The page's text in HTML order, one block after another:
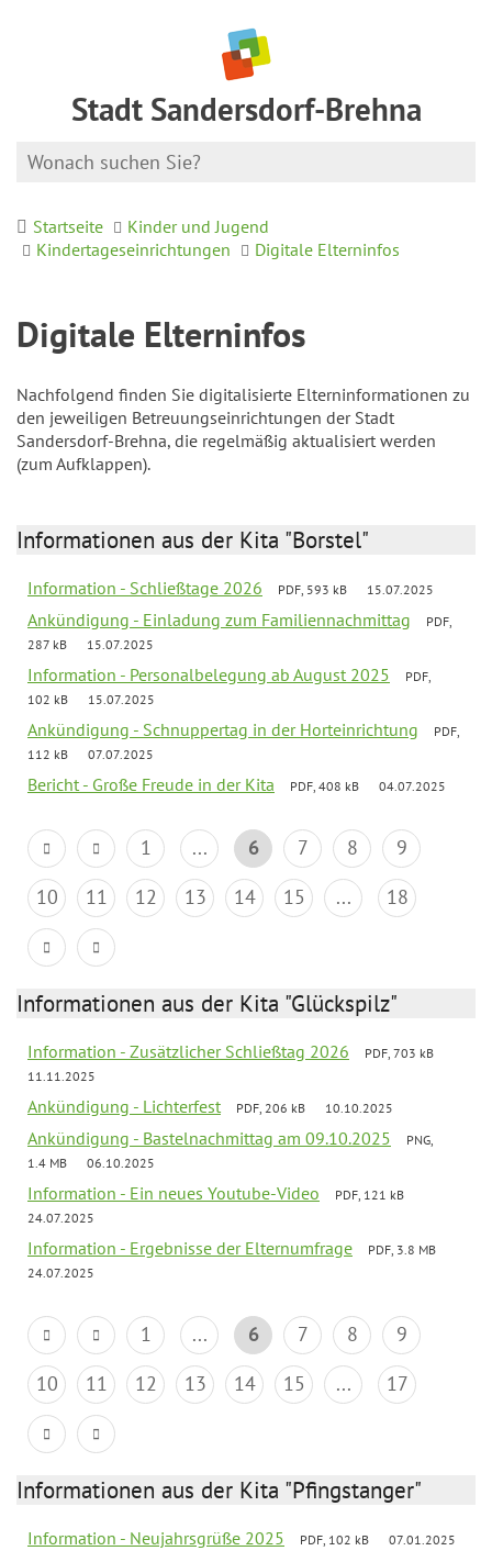
Stadt Sandersdorf-Brehna
Startseite
Kinder und Jugend
Kindertageseinrichtungen
Digitale Elterninfos
Digitale Elterninfos
Nachfolgend finden Sie digitalisierte Elterninformationen zu
den jeweiligen Betreuungseinrichtungen der Stadt
Sandersdorf-Brehna, die regelmäßig aktualisiert werden
(zum Aufklappen).
Informationen aus der Kita "Borstel"
Information - Schließtage 2026 PDF, 593 kB 15.07.2025
Ankündigung - Einladung zum Familiennachmittag
PDF,
287 kB
15.07.2025
Information - Personalbelegung ab August 2025
PDF,
102 kB
15.07.2025
Ankündigung - Schnuppertag in der Horteinrichtung
PDF,
112 kB
07.07.2025
Bericht - Große Freude in der Kita PDF, 408 kB 04.07.2025
1 ... 6 7 8
9
10
11 12 13 14 15 ... 18
Informationen aus der Kita "Glückspilz"
Information - Zusätzlicher Schließtag 2026
PDF, 703 kB
11.11.2025
Ankündigung - Lichterfest PDF, 206 kB 10.10.2025
Ankündigung - Bastelnachmittag am 09.10.2025
PNG,
1.4 MB
06.10.2025
Information - Ein neues Youtube-Video
PDF, 121 kB
24.07.2025
Information - Ergebnisse der Elternumfrage
PDF, 3.8 MB
24.07.2025
1 ... 6 7 8
9
10
11 12 13 14 15 ... 17
Informationen aus der Kita "Pfingstanger"
Information - Neujahrsgrüße 2025 PDF, 102 kB 07.01.2025